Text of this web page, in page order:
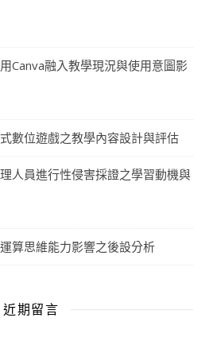
Canva融入教學現況與使用意圖影
數位遊戲之教學內容設計與評估
人員進行性侵害採證之學習動機與
算思維能力影響之後設分析
近期留言